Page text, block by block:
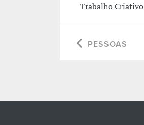
Trabalho Criativo
PESSOAS